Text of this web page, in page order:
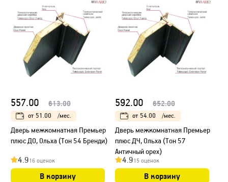
557.00 613.00
от 51.00 /мес.
Дверь межкомнатная Премьер
плюс ДО, Ольха (Тон 54 Бренди)
4.916 оценок
В корзину
592.00 652.00
от 54.00 /мес.
Дверь межкомнатная Премьер
плюс ДЧ, Ольха (Тон 57
Античный орех)
4.915 оценок
В корзину